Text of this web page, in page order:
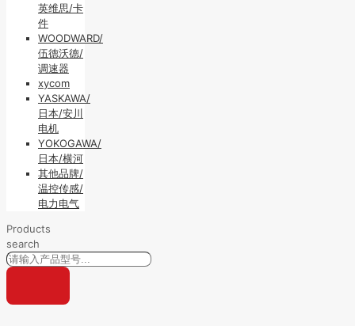
英维思/卡
件
WOODWARD/
伍德沃德/
调速器
xycom
YASKAWA/
日本/安川
电机
YOKOGAWA/
日本/横河
其他品牌/
温控传感/
电力电气
Products
search